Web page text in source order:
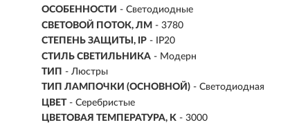
ОСОБЕННОСТИ - Светодиодные
СВЕТОВОЙ ПОТОК, ЛМ - 3780
СТЕПЕНЬ ЗАЩИТЫ, IP - IP20
СТИЛЬ СВЕТИЛЬНИКА - Модерн
ТИП - Люстры
ТИП ЛАМПОЧКИ (ОСНОВНОЙ) - Светодиодная
ЦВЕТ - Серебристые
ЦВЕТОВАЯ ТЕМПЕРАТУРА, K - 3000